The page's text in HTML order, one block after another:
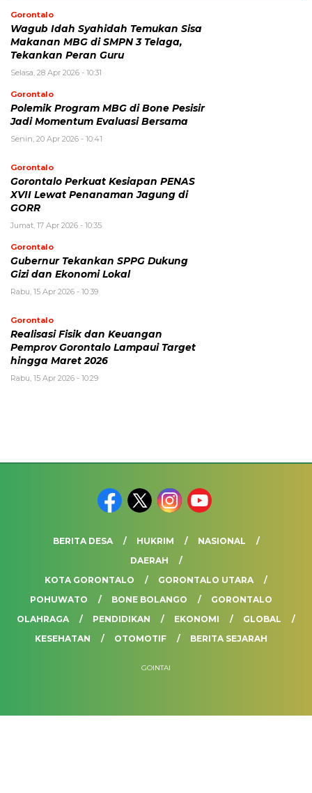
Gorontalo
Wagub Idah Syahidah Temukan Sisa
Makanan MBG di SMPN 3 Telaga,
Tekankan Peran Guru
Selasa, 28 Apr 2026 - 10:31
Gorontalo
Polemik Program MBG di Bone Pesisir
Jadi Momentum Evaluasi Bersama
Senin, 20 Apr 2026 - 10:41
Gorontalo
Gorontalo Perkuat Kesiapan PENAS
XVII Lewat Penanaman Jagung di
GORR
Jumat, 17 Apr 2026 - 10:35
Gorontalo
Gubernur Tekankan SPPG Dukung
Gizi dan Ekonomi Lokal
Rabu, 15 Apr 2026 - 10:39
Gorontalo
Realisasi Fisik dan Keuangan
Pemprov Gorontalo Lampaui Target
hingga Maret 2026
Rabu, 15 Apr 2026 - 10:29
BERITA DESA HUKRIM
NASIONAL
DAERAH
KOTA GORONTALO
GORONTALO UTARA
POHUWATO
BONE BOLANGO
GORONTALO
OLAHRAGA
PENDIDIKAN EKONOMI
GLOBAL
KESEHATAN
OTOMOTIF BERITA SEJARAH
GOINTAI